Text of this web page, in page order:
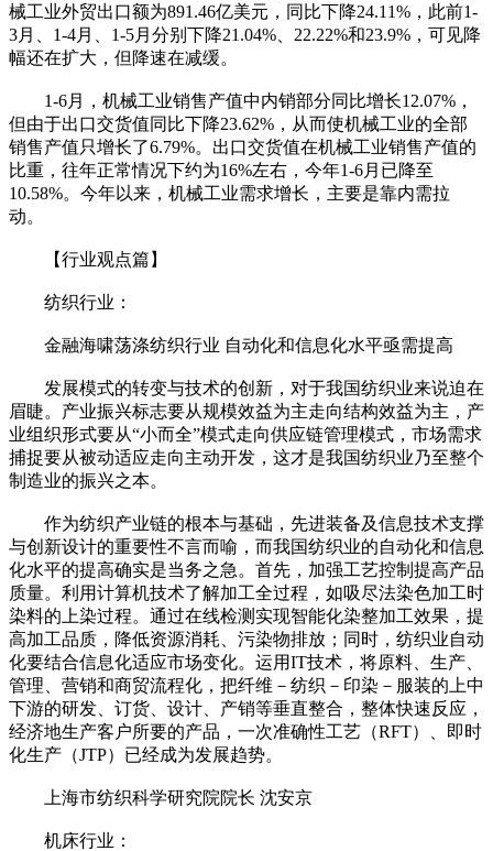
械工业外贸出口额为891.46亿美元，同比下降24.11%，此前1-
3月、1-4月、1-5月分别下降21.04%、22.22%和23.9%，可见降
幅还在扩大，但降速在减缓。
1-6月，机械工业销售产值中内销部分同比增长12.07%，
但由于出口交货值同比下降23.62%，从而使机械工业的全部
销售产值只增长了6.79%。出口交货值在机械工业销售产值的
比重，往年正常情况下约为16%左右，今年1-6月已降至
10.58%。今年以来，机械工业需求增长，主要是靠内需拉
动。
【行业观点篇】
纺织行业：
金融海啸荡涤纺织行业 自动化和信息化水平亟需提高
发展模式的转变与技术的创新，对于我国纺织业来说迫在
眉睫。产业振兴标志要从规模效益为主走向结构效益为主，产
业组织形式要从“小而全”模式走向供应链管理模式，市场需求
捕捉要从被动适应走向主动开发，这才是我国纺织业乃至整个
制造业的振兴之本。
作为纺织产业链的根本与基础，先进装备及信息技术支撑
与创新设计的重要性不言而喻，而我国纺织业的自动化和信息
化水平的提高确实是当务之急。首先，加强工艺控制提高产品
质量。利用计算机技术了解加工全过程，如吸尽法染色加工时
染料的上染过程。通过在线检测实现智能化染整加工效果，提
高加工品质，降低资源消耗、污染物排放；同时，纺织业自动
化要结合信息化适应市场变化。运用IT技术，将原料、生产、
管理、营销和商贸流程化，把纤维－纺织－印染－服装的上中
下游的研发、订货、设计、产销等垂直整合，整体快速反应，
经济地生产客户所要的产品，一次准确性工艺（RFT）、即时
化生产（JTP）已经成为发展趋势。
上海市纺织科学研究院院长 沈安京
机床行业：